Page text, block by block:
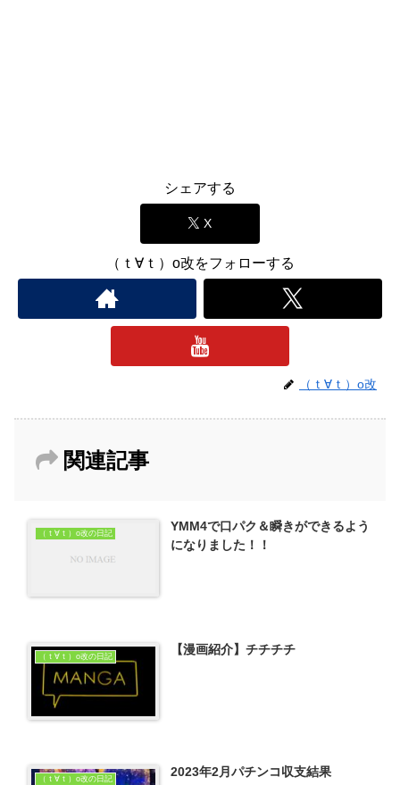
シェアする
X
（ｔ∀ｔ）o改をフォローする
（ｔ∀ｔ）o改
関連記事
（ｔ∀ｔ）o改の日記
YMM4で口パク＆瞬きができるよう
になりました！！
（ｔ∀ｔ）o改の日記 【漫画紹介】チチチチ
（ｔ∀ｔ）o改の日記 2023年2月パチンコ収支結果